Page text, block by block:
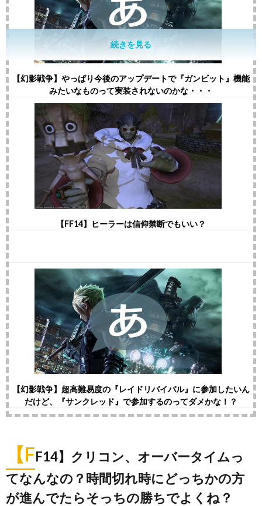
【幻影戦争】やっぱり今後のアップデートで『ガンビット』機能
みたいなものって実装されないのかな・・・
【FF14】ヒーラーは信仰禁断でもいい？
【幻影戦争】超高難易度の『レイドリバイバル』に参加したいん
だけど、『サンクレッド』で参加するのってダメかな！？
【FF14】クリコン、オーバータイムっ
てなんなの？時間切れ時にどっちかの方
が進んでたらそっちの勝ちでよくね？
続きを見る